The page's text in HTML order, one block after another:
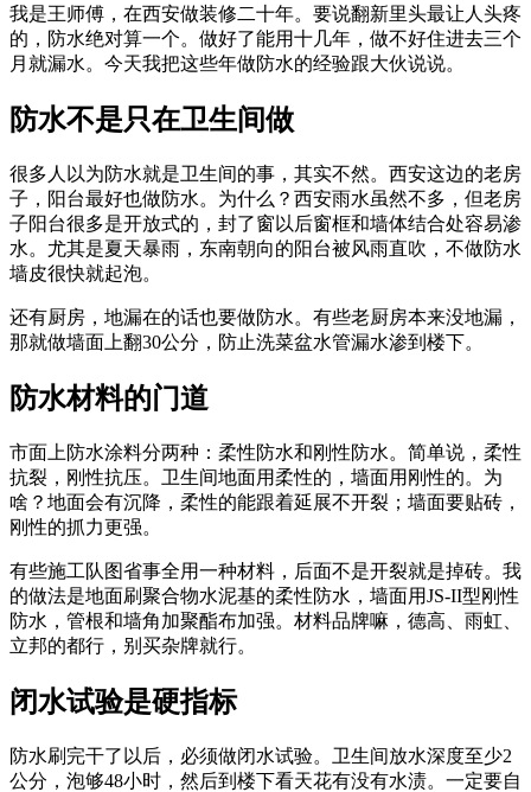
我是王师傅，在西安做装修二十年。要说翻新里头最让人头疼
的，防水绝对算一个。做好了能用十几年，做不好住进去三个
月就漏水。今天我把这些年做防水的经验跟大伙说说。
防水不是只在卫生间做
很多人以为防水就是卫生间的事，其实不然。西安这边的老房
子，阳台最好也做防水。为什么？西安雨水虽然不多，但老房
子阳台很多是开放式的，封了窗以后窗框和墙体结合处容易渗
水。尤其是夏天暴雨，东南朝向的阳台被风雨直吹，不做防水
墙皮很快就起泡。
还有厨房，地漏在的话也要做防水。有些老厨房本来没地漏，
那就做墙面上翻30公分，防止洗菜盆水管漏水渗到楼下。
防水材料的门道
市面上防水涂料分两种：柔性防水和刚性防水。简单说，柔性
抗裂，刚性抗压。卫生间地面用柔性的，墙面用刚性的。为
啥？地面会有沉降，柔性的能跟着延展不开裂；墙面要贴砖，
刚性的抓力更强。
有些施工队图省事全用一种材料，后面不是开裂就是掉砖。我
的做法是地面刷聚合物水泥基的柔性防水，墙面用JS-II型刚性
防水，管根和墙角加聚酯布加强。材料品牌嘛，德高、雨虹、
立邦的都行，别买杂牌就行。
闭水试验是硬指标
防水刷完干了以后，必须做闭水试验。卫生间放水深度至少2
公分，泡够48小时，然后到楼下看天花有没有水渍。一定要自